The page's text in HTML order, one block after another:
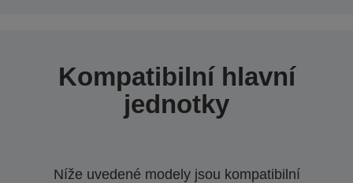
Kompatibilní hlavní
jednotky
Níže uvedené modely jsou kompatibilní